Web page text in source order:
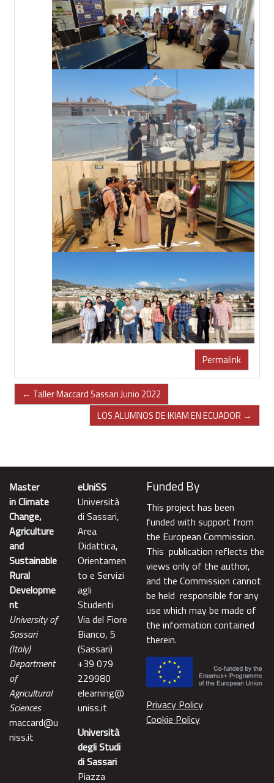
Permalink
← Taller Maccard Sassari Junio 2022
LOS ALUMNOS DE IKIAM EN ECUADOR →
Master
in Climate
Change,
Agriculture
and
Sustainable
Rural
Developme
nt
University of
Sassari
(Italy)
Department
of
Agricultural
Sciences
maccard@u
niss.it
eUniSS
Università
di Sassari,
Area
Didattica,
Orientamen
to e Servizi
agli
Studenti
Via del Fiore
Bianco, 5
(Sassari)
+39 079
229980
elearning@
uniss.it
Università
degli Studi
di Sassari
Piazza
Funded By
This project has been
funded with support from
the European Commission.
This publication reflects the
views only of the author,
and the Commission cannot
be held responsible for any
use which may be made of
the information contained
therein.
Privacy Policy
Cookie Policy